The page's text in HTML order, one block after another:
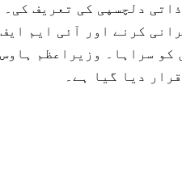
دلچسپی کی تعریف کی۔
کرنے اور آئی ایم ایف
سراہا۔ وزیراعظم ہاوس
دیا گیا ہے۔